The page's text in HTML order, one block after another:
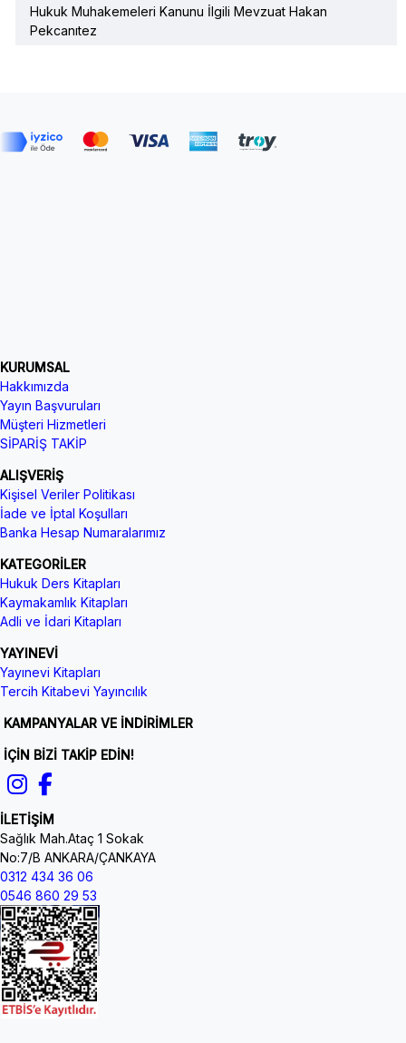
Hukuk Muhakemeleri Kanunu İlgili Mevzuat Hakan
Pekcanıtez
KURUMSAL
Hakkımızda
Yayın Başvuruları
Müşteri Hizmetleri
SİPARİŞ TAKİP
ALIŞVERİŞ
Kişisel Veriler Politikası
İade ve İptal Koşulları
Banka Hesap Numaralarımız
KATEGORİLER
Hukuk Ders Kitapları
Kaymakamlık Kitapları
Adli ve İdari Kitapları
YAYINEVİ
Yayınevi Kitapları
Tercih Kitabevi Yayıncılık
KAMPANYALAR VE İNDİRİMLER
İÇİN BİZİ TAKİP EDİN!
İLETİŞİM
Sağlık Mah.Ataç 1 Sokak
No:7/B ANKARA/ÇANKAYA
0312 434 36 06
0546 860 29 53